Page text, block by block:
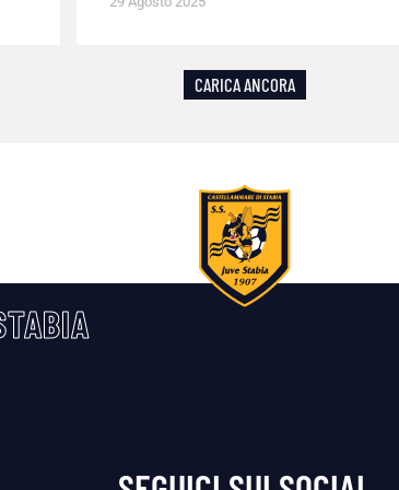
CARICA ANCORA